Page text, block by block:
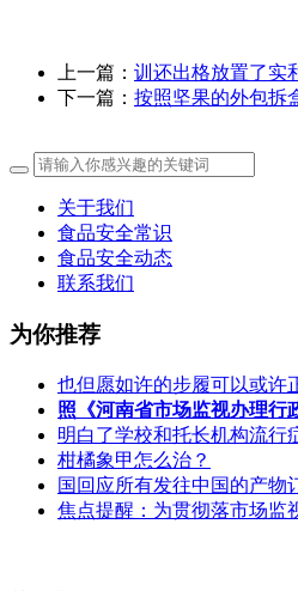
上一篇： 训还出格放置了实
下一篇： 按照坚果的外包拆
关于我们
食品安全常识
食品安全动态
联系我们
为你推荐
也但愿如许的步履可以或许
照《河南省市场监视办理行
明白了学校和托长机构流行
柑橘象甲怎么治？
国回应所有发往中国的产物
焦点提醒：为贯彻落市场监